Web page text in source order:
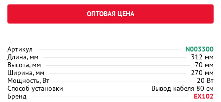
Артикул
N003300
Длина, мм
312 мм
Высота, мм
70 мм
Ширина, мм
270 мм
Мощность, Вт
20 Вт
Способ установки
Вывод кабеля 80 см
Бренд
EX102
ОПТОВАЯ ЦЕНА